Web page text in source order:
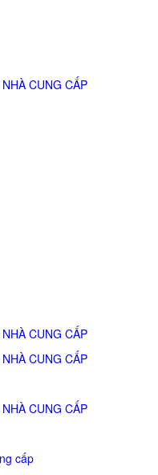
CUNG CẤP
CUNG CẤP
CUNG CẤP
CUNG CẤP
cấp